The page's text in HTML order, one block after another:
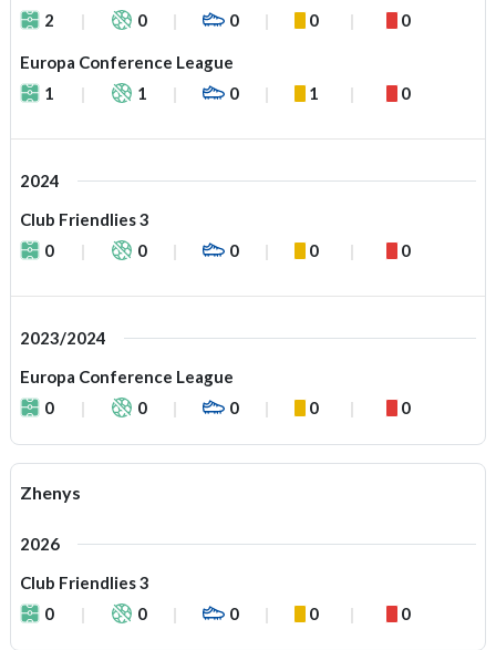
2
0 0 0 0
Europa Conference League
1
1 0 1 0
2024
Club Friendlies 3
0
0 0 0 0
2023/2024
Europa Conference League
0
0 0 0 0
Zhenys
2026
Club Friendlies 3
0
0 0 0 0